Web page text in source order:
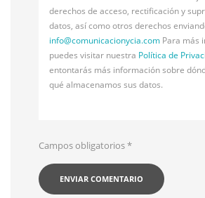
derechos de acceso, rectificación y
datos, así como otros derechos
info@comunicacionycia.com Para más
puedes visitar nuestra Política de
entontarás más información sobre
qué almacenamos sus datos.
Campos obligatorios*